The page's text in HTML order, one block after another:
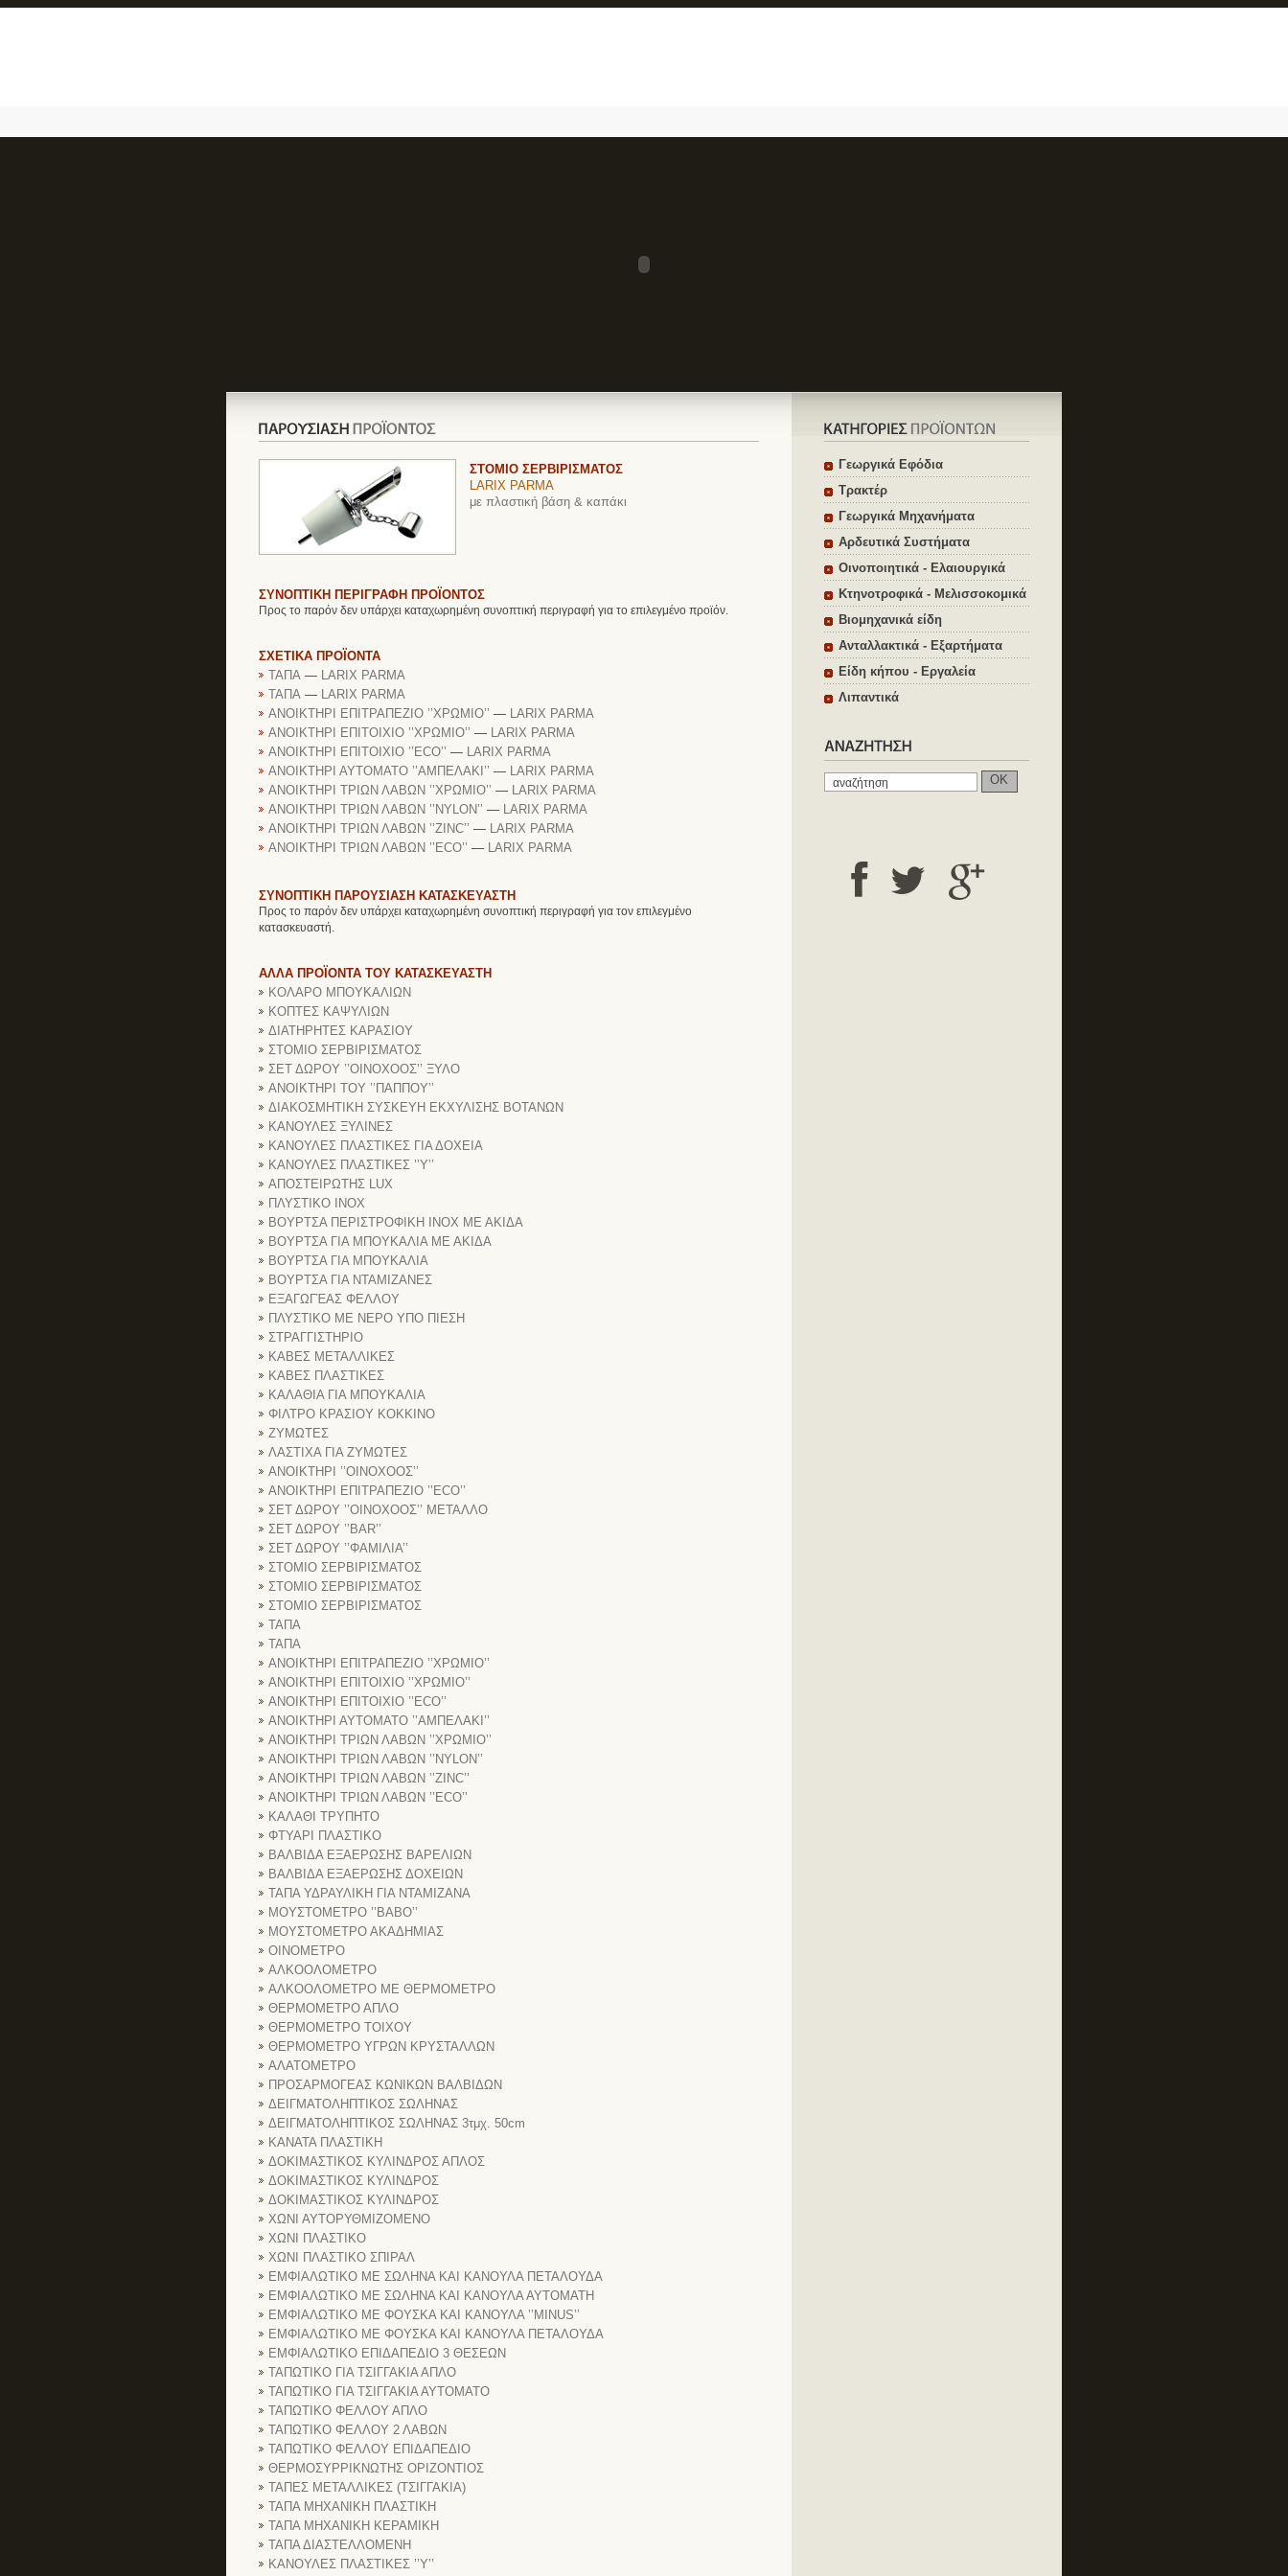
ΣΤΟΜΙΟ ΣΕΡΒΙΡΙΣΜΑΤΟΣ
LARIX PARMA
με πλαστική βάση & καπάκι
ΣΥΝΟΠΤΙΚΗ ΠΕΡΙΓΡΑΦΗ ΠΡΟΪΟΝΤΟΣ
Προς το παρόν δεν υπάρχει καταχωρημένη συνοπτική περιγραφή για το επιλεγμένο προϊόν.
ΣΧΕΤΙΚΑ ΠΡΟΪΟΝΤΑ
ΤΑΠΑ — LARIX PARMA
ΤΑΠΑ — LARIX PARMA
ΑΝΟΙΚΤΗΡΙ ΕΠΙΤΡΑΠΕΖΙΟ ’’ΧΡΩΜΙΟ’’ — LARIX PARMA
ΑΝΟΙΚΤΗΡΙ ΕΠΙΤΟΙΧΙΟ ’’ΧΡΩΜΙΟ’’ — LARIX PARMA
ΑΝΟΙΚΤΗΡΙ ΕΠΙΤΟΙΧΙΟ ’’ECO’’ — LARIX PARMA
ΑΝΟΙΚΤΗΡΙ ΑΥΤΟΜΑΤΟ ’’ΑΜΠΕΛΑΚΙ’’ — LARIX PARMA
ΑΝΟΙΚΤΗΡΙ ΤΡΙΩΝ ΛΑΒΩΝ ’’ΧΡΩΜΙΟ’’ — LARIX PARMA
ΑΝΟΙΚΤΗΡΙ ΤΡΙΩΝ ΛΑΒΩΝ ’’NYLON’’ — LARIX PARMA
ΑΝΟΙΚΤΗΡΙ ΤΡΙΩΝ ΛΑΒΩΝ ’’ZINC’’ — LARIX PARMA
ΑΝΟΙΚΤΗΡΙ ΤΡΙΩΝ ΛΑΒΩΝ ’’ECO’’ — LARIX PARMA
ΣΥΝΟΠΤΙΚΗ ΠΑΡΟΥΣΙΑΣΗ ΚΑΤΑΣΚΕΥΑΣΤΗ
Προς το παρόν δεν υπάρχει καταχωρημένη συνοπτική περιγραφή για τον επιλεγμένο
κατασκευαστή.
ΑΛΛΑ ΠΡΟΪΟΝΤΑ ΤΟΥ ΚΑΤΑΣΚΕΥΑΣΤΗ
ΚΟΛΑΡΟ ΜΠΟΥΚΑΛΙΩΝ
ΚΟΠΤΕΣ ΚΑΨΥΛΙΩΝ
ΔΙΑΤΗΡΗΤΕΣ ΚΑΡΑΣΙΟΥ
ΣΤΟΜΙΟ ΣΕΡΒΙΡΙΣΜΑΤΟΣ
ΣΕΤ ΔΩΡΟΥ ’’ΟΙΝΟΧΟΟΣ’’ ΞΥΛΟ
ΑΝΟΙΚΤΗΡΙ ΤΟΥ ’’ΠΑΠΠΟΥ’’
ΔΙΑΚΟΣΜΗΤΙΚΗ ΣΥΣΚΕΥΗ ΕΚΧΥΛΙΣΗΣ ΒΟΤΑΝΩΝ
ΚΑΝΟΥΛΕΣ ΞΥΛΙΝΕΣ
ΚΑΝΟΥΛΕΣ ΠΛΑΣΤΙΚΕΣ ΓΙΑ ΔΟΧΕΙΑ
ΚΑΝΟΥΛΕΣ ΠΛΑΣΤΙΚΕΣ ’’Υ’’
ΑΠΟΣΤΕΙΡΩΤΗΣ LUX
ΠΛΥΣΤΙΚΟ INOX
ΒΟΥΡΤΣΑ ΠΕΡΙΣΤΡΟΦΙΚΗ INOX ΜΕ ΑΚΙΔΑ
ΒΟΥΡΤΣΑ ΓΙΑ ΜΠΟΥΚΑΛΙΑ ΜΕ ΑΚΙΔΑ
ΒΟΥΡΤΣΑ ΓΙΑ ΜΠΟΥΚΑΛΙΑ
ΒΟΥΡΤΣΑ ΓΙΑ ΝΤΑΜΙΖΑΝΕΣ
ΕΞΑΓΩΓΈΑΣ ΦΕΛΛΟΥ
ΠΛΥΣΤΙΚΟ ΜΕ ΝΕΡΟ ΥΠΟ ΠΙΕΣΗ
ΣΤΡΑΓΓΙΣΤΗΡΙΟ
ΚΑΒΕΣ ΜΕΤΑΛΛΙΚΕΣ
ΚΑΒΕΣ ΠΛΑΣΤΙΚΕΣ
ΚΑΛΑΘΙΑ ΓΙΑ ΜΠΟΥΚΑΛΙΑ
ΦΙΛΤΡΟ ΚΡΑΣΙΟΥ ΚΟΚΚΙΝΟ
ΖΥΜΩΤΕΣ
ΛΑΣΤΙΧΑ ΓΙΑ ΖΥΜΩΤΕΣ
ΑΝΟΙΚΤΗΡΙ ’’ΟΙΝΟΧΟΟΣ’’
ΑΝΟΙΚΤΗΡΙ ΕΠΙΤΡΑΠΕΖΙΟ ’’ECO’’
ΣΕΤ ΔΩΡΟΥ ’’ΟΙΝΟΧΟΟΣ’’ ΜΕΤΑΛΛΟ
ΣΕΤ ΔΩΡΟΥ ’’BAR’’
ΣΕΤ ΔΩΡΟΥ ’’ΦΑΜΙΛΙΑ’’
ΣΤΟΜΙΟ ΣΕΡΒΙΡΙΣΜΑΤΟΣ
ΣΤΟΜΙΟ ΣΕΡΒΙΡΙΣΜΑΤΟΣ
ΣΤΟΜΙΟ ΣΕΡΒΙΡΙΣΜΑΤΟΣ
ΤΑΠΑ
ΤΑΠΑ
ΑΝΟΙΚΤΗΡΙ ΕΠΙΤΡΑΠΕΖΙΟ ’’ΧΡΩΜΙΟ’’
ΑΝΟΙΚΤΗΡΙ ΕΠΙΤΟΙΧΙΟ ’’ΧΡΩΜΙΟ’’
ΑΝΟΙΚΤΗΡΙ ΕΠΙΤΟΙΧΙΟ ’’ECO’’
ΑΝΟΙΚΤΗΡΙ ΑΥΤΟΜΑΤΟ ’’ΑΜΠΕΛΑΚΙ’’
ΑΝΟΙΚΤΗΡΙ ΤΡΙΩΝ ΛΑΒΩΝ ’’ΧΡΩΜΙΟ’’
ΑΝΟΙΚΤΗΡΙ ΤΡΙΩΝ ΛΑΒΩΝ ’’NYLON’’
ΑΝΟΙΚΤΗΡΙ ΤΡΙΩΝ ΛΑΒΩΝ ’’ZINC’’
ΑΝΟΙΚΤΗΡΙ ΤΡΙΩΝ ΛΑΒΩΝ ’’ECO’’
ΚΑΛΑΘΙ ΤΡΥΠΗΤΟ
ΦΤΥΑΡΙ ΠΛΑΣΤΙΚΟ
ΒΑΛΒΙΔΑ ΕΞΑΕΡΩΣΗΣ ΒΑΡΕΛΙΩΝ
ΒΑΛΒΙΔΑ ΕΞΑΕΡΩΣΗΣ ΔΟΧΕΙΩΝ
ΤΑΠΑ ΥΔΡΑΥΛΙΚΗ ΓΙΑ ΝΤΑΜΙΖΑΝΑ
ΜΟΥΣΤΟΜΕΤΡΟ ’’ΒΑΒΟ’’
ΜΟΥΣΤΟΜΕΤΡΟ ΑΚΑΔΗΜΙΑΣ
ΟΙΝΟΜΕΤΡΟ
ΑΛΚΟΟΛΟΜΕΤΡΟ
ΑΛΚΟΟΛΟΜΕΤΡΟ ΜΕ ΘΕΡΜΟΜΕΤΡΟ
ΘΕΡΜΟΜΕΤΡΟ ΑΠΛΟ
ΘΕΡΜΟΜΕΤΡΟ ΤΟΙΧΟΥ
ΘΕΡΜΟΜΕΤΡΟ ΥΓΡΩΝ ΚΡΥΣΤΑΛΛΩΝ
ΑΛΑΤΟΜΕΤΡΟ
ΠΡΟΣΑΡΜΟΓΕΑΣ ΚΩΝΙΚΩΝ ΒΑΛΒΙΔΩΝ
ΔΕΙΓΜΑΤΟΛΗΠΤΙΚΟΣ ΣΩΛΗΝΑΣ
ΔΕΙΓΜΑΤΟΛΗΠΤΙΚΟΣ ΣΩΛΗΝΑΣ 3τμχ. 50cm
ΚΑΝΑΤΑ ΠΛΑΣΤΙΚΗ
ΔΟΚΙΜΑΣΤΙΚΟΣ ΚΥΛΙΝΔΡΟΣ ΑΠΛΟΣ
ΔΟΚΙΜΑΣΤΙΚΟΣ ΚΥΛΙΝΔΡΟΣ
ΔΟΚΙΜΑΣΤΙΚΟΣ ΚΥΛΙΝΔΡΟΣ
ΧΩΝΙ ΑΥΤΟΡΥΘΜΙΖΟΜΕΝΟ
ΧΩΝΙ ΠΛΑΣΤΙΚΟ
ΧΩΝΙ ΠΛΑΣΤΙΚΟ ΣΠΙΡΑΛ
ΕΜΦΙΑΛΩΤΙΚΟ ΜΕ ΣΩΛΗΝΑ ΚΑΙ ΚΑΝΟΥΛΑ ΠΕΤΑΛΟΥΔΑ
ΕΜΦΙΑΛΩΤΙΚΟ ΜΕ ΣΩΛΗΝΑ ΚΑΙ ΚΑΝΟΥΛΑ ΑΥΤΟΜΑΤΗ
ΕΜΦΙΑΛΩΤΙΚΟ ΜΕ ΦΟΥΣΚΑ ΚΑΙ ΚΑΝΟΥΛΑ ’’MINUS’’
ΕΜΦΙΑΛΩΤΙΚΟ ΜΕ ΦΟΥΣΚΑ ΚΑΙ ΚΑΝΟΥΛΑ ΠΕΤΑΛΟΥΔΑ
ΕΜΦΙΑΛΩΤΙΚΟ ΕΠΙΔΑΠΕΔΙΟ 3 ΘΕΣΕΩΝ
ΤΑΠΩΤΙΚΟ ΓΙΑ ΤΣΙΓΓΑΚΙΑ ΑΠΛΟ
ΤΑΠΩΤΙΚΟ ΓΙΑ ΤΣΙΓΓΑΚΙΑ ΑΥΤΟΜΑΤΟ
ΤΑΠΩΤΙΚΟ ΦΕΛΛΟΥ ΑΠΛΟ
ΤΑΠΩΤΙΚΟ ΦΕΛΛΟΥ 2 ΛΑΒΩΝ
ΤΑΠΩΤΙΚΟ ΦΕΛΛΟΥ ΕΠΙΔΑΠΕΔΙΟ
ΘΕΡΜΟΣΥΡΡΙΚΝΩΤΗΣ ΟΡΙΖΟΝΤΙΟΣ
ΤΑΠΕΣ ΜΕΤΑΛΛΙΚΕΣ (ΤΣΙΓΓΑΚΙΑ)
ΤΑΠΑ ΜΗΧΑΝΙΚΗ ΠΛΑΣΤΙΚΗ
ΤΑΠΑ ΜΗΧΑΝΙΚΗ ΚΕΡΑΜΙΚΗ
ΤΑΠΑ ΔΙΑΣΤΕΛΛΟΜΕΝΗ
ΚΑΝΟΥΛΕΣ ΠΛΑΣΤΙΚΕΣ ’’Υ’’
Γεωργικά Εφόδια
Τρακτέρ
Γεωργικά Μηχανήματα
Αρδευτικά Συστήματα
Οινοποιητικά - Ελαιουργικά
Κτηνοτροφικά - Μελισσοκομικά
Βιομηχανικά είδη
Ανταλλακτικά - Εξαρτήματα
Είδη κήπου - Εργαλεία
Λιπαντικά
OK